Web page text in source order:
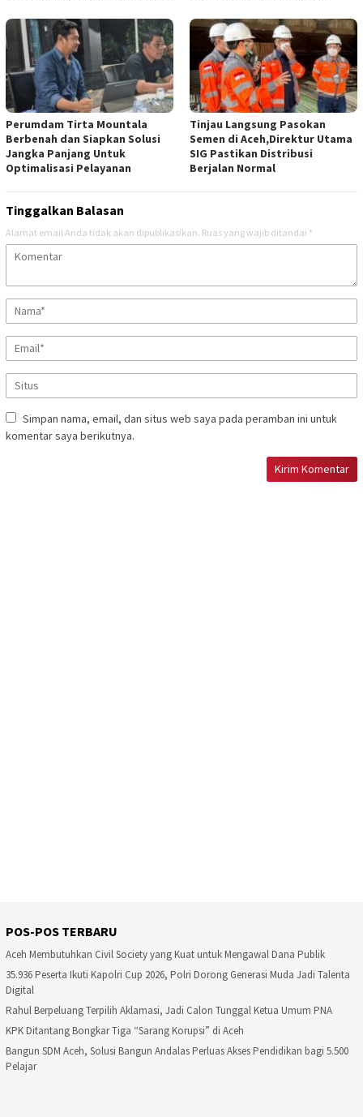
Perumdam Tirta Mountala
Berbenah dan Siapkan Solusi
Jangka Panjang Untuk
Optimalisasi Pelayanan
Tinjau Langsung Pasokan
Semen di Aceh,Direktur Utama
SIG Pastikan Distribusi
Berjalan Normal
Tinggalkan Balasan
Alamat email Anda tidak akan dipublikasikan. Ruas yang wajib ditandai *
Simpan nama, email, dan situs web saya pada peramban ini untuk
komentar saya berikutnya.
POS-POS TERBARU
Aceh Membutuhkan Civil Society yang Kuat untuk Mengawal Dana Publik
35.936 Peserta Ikuti Kapolri Cup 2026, Polri Dorong Generasi Muda Jadi Talenta
Digital
Rahul Berpeluang Terpilih Aklamasi, Jadi Calon Tunggal Ketua Umum PNA
KPK Ditantang Bongkar Tiga “Sarang Korupsi” di Aceh
Bangun SDM Aceh, Solusi Bangun Andalas Perluas Akses Pendidikan bagi 5.500
Pelajar